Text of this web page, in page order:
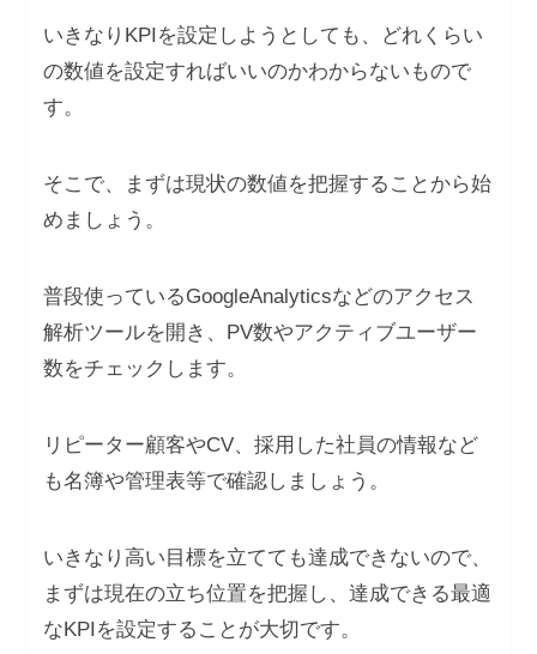
いきなりKPIを設定しようとしても、どれくらい
の数値を設定すればいいのかわからないもので
す。
そこで、まずは現状の数値を把握することから始
めましょう。
普段使っているGoogleAnalyticsなどのアクセス
解析ツールを開き、PV数やアクティブユーザー
数をチェックします。
リピーター顧客やCV、採用した社員の情報など
も名簿や管理表等で確認しましょう。
いきなり高い目標を立てても達成できないので、
まずは現在の立ち位置を把握し、達成できる最適
なKPIを設定することが大切です。